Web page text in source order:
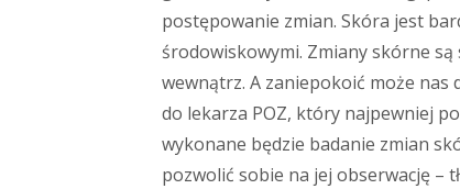
postępowanie zmian. Skóra jest
środowiskowymi. Zmiany skórne
wewnątrz. A zaniepokoić może nas
do lekarza POZ, który najpewniej
wykonane będzie badanie zmian
pozwolić sobie na jej obserwację –